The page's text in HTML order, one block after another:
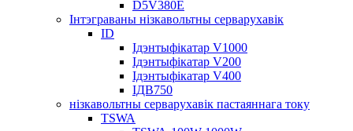
D5V380E
Інтэграваны нізкавольтны серварухавік
ID
Ідэнтыфікатар V1000
Ідэнтыфікатар V200
Ідэнтыфікатар V400
ІДВ750
нізкавольтны серварухавік пастаяннага току
TSWA